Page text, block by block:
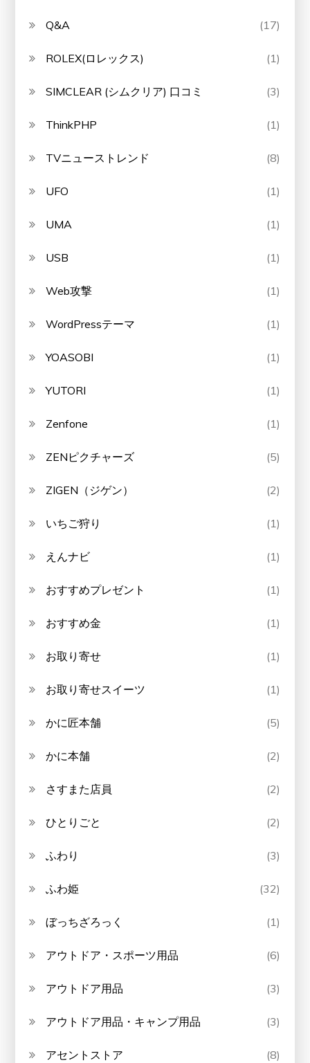
Q&A (17)
ROLEX(ロレックス) (1)
SIMCLEAR (シムクリア) 口コミ (3)
ThinkPHP (1)
TVニューストレンド (8)
UFO (1)
UMA (1)
USB (1)
Web攻撃 (1)
WordPressテーマ (1)
YOASOBI (1)
YUTORI (1)
Zenfone (1)
ZENピクチャーズ (5)
ZIGEN（ジゲン） (2)
いちご狩り (1)
えんナビ (1)
おすすめプレゼント (1)
おすすめ金 (1)
お取り寄せ (1)
お取り寄せスイーツ (1)
かに匠本舗 (5)
かに本舗 (2)
さすまた店員 (2)
ひとりごと (2)
ふわり (3)
ふわ姫 (32)
ぼっちざろっく (1)
アウトドア・スポーツ用品 (6)
アウトドア用品 (3)
アウトドア用品・キャンプ用品 (3)
アセントストア (8)